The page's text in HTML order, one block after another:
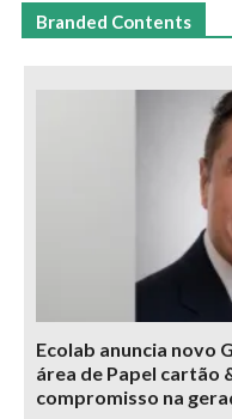
Branded Contents
Ecolab anuncia novo
área de Papel cartão
compromisso na